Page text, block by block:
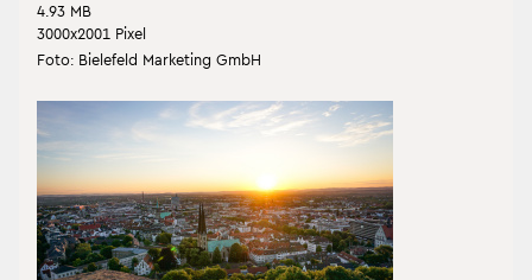
4.93 MB
3000x2001 Pixel
Foto: Bie­le­feld Mar­ke­ting GmbH